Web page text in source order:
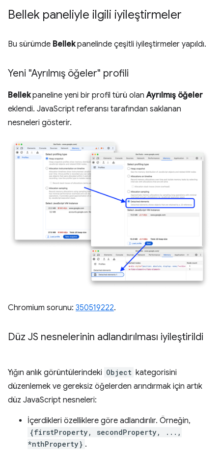
Bellek paneliyle ilgili iyileştirmeler
Bu sürümde Bellekpanelinde çeşitli iyileştirmeler yapıldı.
Yeni "Ayrılmış öğeler" profili
Bellekpaneline yeni bir profil türü olanAyrılmış öğeler
eklendi. JavaScript referansı tarafından saklanan
nesneleri gösterir.
Chromium sorunu: 350519222.
Düz JS nesnelerinin adlandırılması iyileştirildi
Yığın anlık görüntülerindeki Object kategorisini
düzenlemek ve gereksiz öğelerden arındırmak için artık
düz JavaScript nesneleri:
İçerdikleri özelliklere göre adlandırılır. Örneğin,
{firstProperty, secondProperty, ...,
*nthProperty} .